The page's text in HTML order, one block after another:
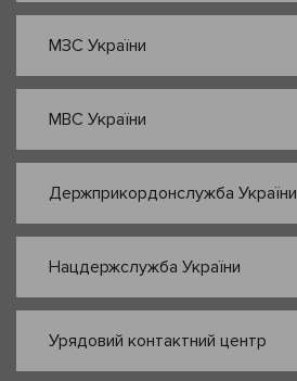
МЗС України
МВС України
Держприкордонслужба України
Нацдержслужба України
Урядовий контактний центр